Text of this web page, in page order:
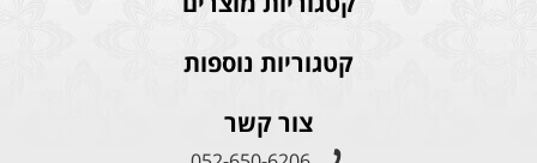
קטגוריות נוספות
צור קשר